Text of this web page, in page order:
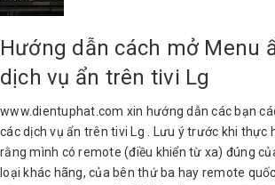
Hướng dẫn cách mở Menu
dịch vụ ẩn trên tivi Lg
www.dientuphat.com xin hướng dẫn các bạn
các dịch vụ ẩn trên tivi Lg . Lưu ý trước khi thực
rằng mình có remote (điều khiển từ xa) đúng
loại khác hãng, của bên thứ ba hay remote